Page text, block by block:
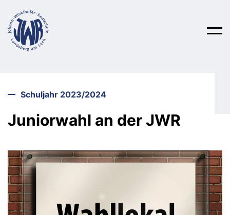
Schulleben
Über uns
Aktionen
Schulfahrten
Unterricht
Wahlpflichtfächer
Fachschaften
Anmeldung
Hilfsangebote
Schuljahr 2023/2024
Juniorwahl an der JWR